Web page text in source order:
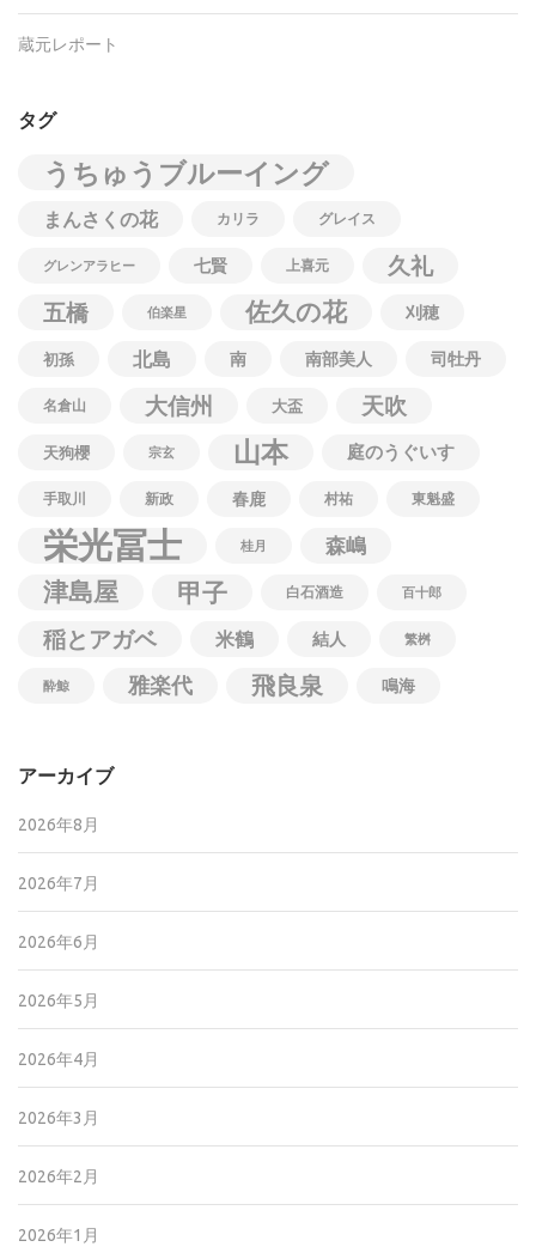
蔵元レポート
タグ
うちゅうブルーイング
まんさくの花 カリラ グレイス
グレンアラヒー 七賢 上喜元
久礼
五橋
伯楽星 佐久の花 刈穂
初孫 北島 南 南部美人 司牡丹
名倉山 大信州 大盃 天吹
天狗櫻 宗玄 山本 庭のうぐいす
手取川 新政 春鹿 村祐 東魁盛
栄光冨士 桂月 森嶋
津島屋 甲子 白石酒造 百十郎
稲とアガベ 米鶴 結人 繁桝
酔鯨 雅楽代 飛良泉 鳴海
アーカイブ
2026年8月
2026年7月
2026年6月
2026年5月
2026年4月
2026年3月
2026年2月
2026年1月